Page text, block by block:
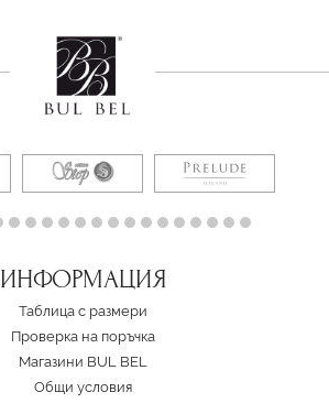
ИНФОРМАЦИЯ
Таблица с размери
Проверка на поръчка
Магазини BUL BEL
Oбщи условия